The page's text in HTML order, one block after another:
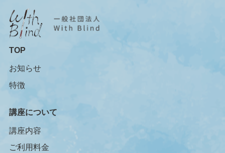
TOP
お知らせ
特徴
講座について
講座内容
ご利用料金